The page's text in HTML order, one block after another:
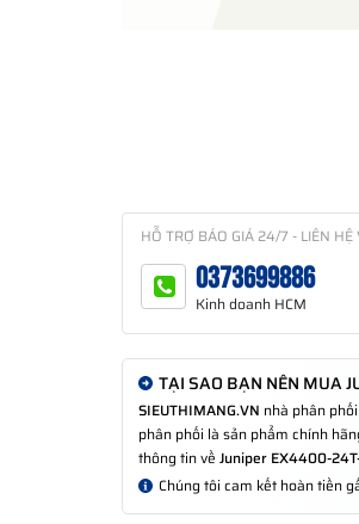
HỖ TRỢ BÁO GIÁ 24/7 - LIÊN
0373699886
Kinh doanh HCM
TẠI SAO BẠN NÊN MUA
SIEUTHIMANG.VN nhà phân
phân phối là sản phẩm chính
thông tin về Juniper EX4400-
Chúng tôi cam kết hoàn tiền